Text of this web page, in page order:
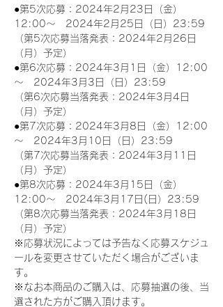
●第5次応募：2024年2月23日（金）
12:00～　2024年2月25日（日）23:59
（第5次応募当落発表：2024年2月26日
（月）予定）
●第6次応募：2024年3月1日（金）12:00
～　2024年3月3日（日）23:59
（第6次応募当落発表：2024年3月4日
（月）予定）
●第7次応募：2024年3月8日（金）12:00
～　2024年3月10日（日）23:59
（第7次応募当落発表：2024年3月11日
（月）予定）
●第8次応募：2024年3月15日（金）
12:00～　2024年3月17日(日）23:59
（第8次応募当落発表：2024年3月18日
（月）予定）
※応募状況によっては予告なく応募スケジュ
ールを変更させていただく場合がございま
す。
※なお本商品のご購入は、応募抽選の後、当
選された方がご購入頂けます。